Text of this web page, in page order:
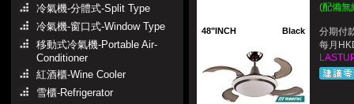
冷氣機-分體式-Split Type
冷氣機-窗口式-Window Type
移動式冷氣機-Portable Air-
Conditioner
紅酒櫃-Wine Cooler
雪櫃-Refrigerator
48"INCH Black
(配備無
分期付
每月